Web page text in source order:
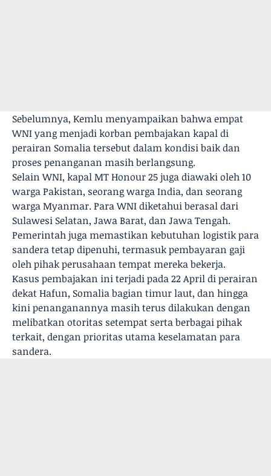
Sebelumnya, Kemlu menyampaikan bahwa empat
WNI yang menjadi korban pembajakan kapal di
perairan Somalia tersebut dalam kondisi baik dan
proses penanganan masih berlangsung.
Selain WNI, kapal MT Honour 25 juga diawaki oleh 10
warga Pakistan, seorang warga India, dan seorang
warga Myanmar. Para WNI diketahui berasal dari
Sulawesi Selatan, Jawa Barat, dan Jawa Tengah.
Pemerintah juga memastikan kebutuhan logistik para
sandera tetap dipenuhi, termasuk pembayaran gaji
oleh pihak perusahaan tempat mereka bekerja.
Kasus pembajakan ini terjadi pada 22 April di perairan
dekat Hafun, Somalia bagian timur laut, dan hingga
kini penanganannya masih terus dilakukan dengan
melibatkan otoritas setempat serta berbagai pihak
terkait, dengan prioritas utama keselamatan para
sandera.